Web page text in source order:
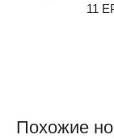
11
Похожие